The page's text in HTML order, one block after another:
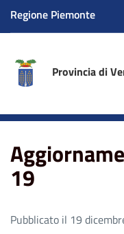
Regione Piemonte
Provincia di
19
Pubblicato il 19